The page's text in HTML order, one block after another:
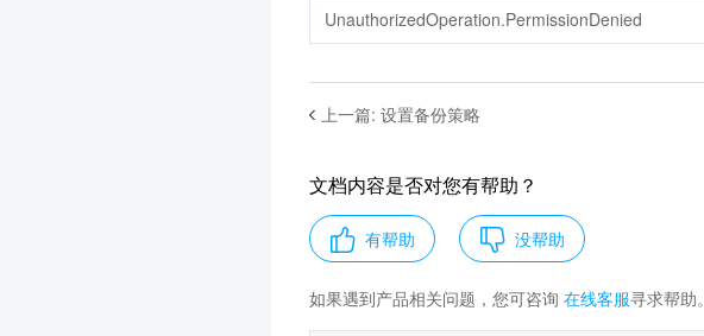
UnauthorizedOperation.PermissionDenied
上一篇: 设置备份策略
文档内容是否对您有帮助？
有帮助 没帮助
如果遇到产品相关问题，您可咨询 在线客服寻求帮助。